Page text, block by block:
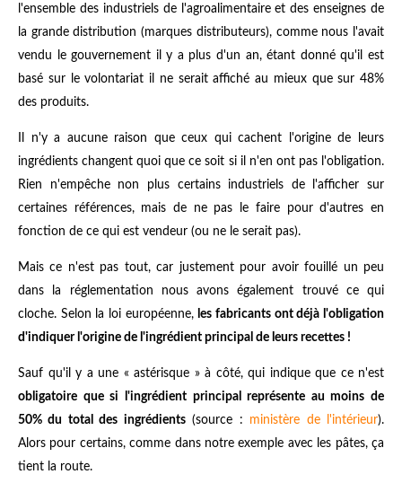
l'ensemble des industriels de l'agroalimentaire et des enseignes de
la grande distribution (marques distributeurs), comme nous l'avait
vendu le gouvernement il y a plus d'un an, étant donné qu'il est
basé sur le volontariat il ne serait affiché au mieux que sur 48%
des produits.
Il n'y a aucune raison que ceux qui cachent l'origine de leurs
ingrédients changent quoi que ce soit si il n'en ont pas l'obligation.
Rien n'empêche non plus certains industriels de l'afficher sur
certaines références, mais de ne pas le faire pour d'autres en
fonction de ce qui est vendeur (ou ne le serait pas).
Mais ce n'est pas tout, car justement pour avoir fouillé un peu
dans la réglementation nous avons également trouvé ce qui
cloche. Selon la loi européenne, les fabricants ont déjà l'obligation
d'indiquer l'origine de l'ingrédient principal de leurs recettes !
Sauf qu'il y a une « astérisque » à côté, qui indique que ce n'est
obligatoire que si l'ingrédient principal représente au moins de
50% du total des ingrédients(source : ministère de l'intérieur).
Alors pour certains, comme dans notre exemple avec les pâtes, ça
tient la route.